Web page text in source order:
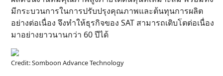
มีกระบวนการในการปรับปรุงคุณภาพและต้นทุนการผลิต
อย่างต่อเนื่อง จึงทำให้ธุรกิจของ SAT สามารถเติบโตต่อเนื่อง
มาอย่างยาวนานกว่า 60 ปีได้
Credit: Somboon Advance Technology